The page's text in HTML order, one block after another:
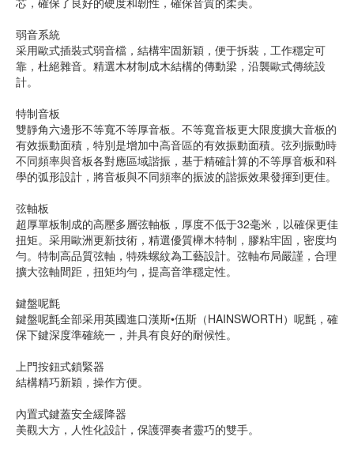
弱音系統
采用歐式插裝式弱音檔，結構牢固新穎，便于拆裝，工作穩定可
靠，杜絕雜音。精選木材制成木結構的傳動梁，沿襲歐式傳統設
計。
特制音板
雙靜角六邊形不等寬不等厚音板。不等寬音板更大限度擴大音板的
有效振動面積，特別是增加中高音區的有效振動面積。弦列振動時
不同頻率與音板各對應區域諧振，基于精確計算的不等厚音板和科
學的弧形設計，將音板與不同頻率的振波的諧振效果發揮到更佳。
弦軸板
超厚單板制成的高壓多層弦軸板，厚度不低于32毫米，以確保更佳
扭矩。采用歐洲更新技術，精選優質櫸木特制，膠粘牢固，密度均
勻。特制高品質弦軸，特殊螺紋為工藝設計。弦軸布局嚴謹，合理
擴大弦軸間距，扭矩均勻，提高音準穩定性。
鍵盤呢氈
鍵盤呢氈全部采用英國進口漢斯•伍斯（HAINSWORTH）呢氈，確
保下鍵深度準確統一，并具有良好的耐候性。
上門按鈕式鎖緊器
結構精巧新穎，操作方便。
內置式鍵蓋安全緩降器
美觀大方，人性化設計，保護彈奏者靈巧的雙手。